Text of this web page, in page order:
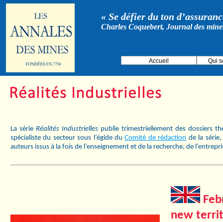
« Se défier du ton
Charles Coquebert, Journal des
Accueil Qui
La série Réalités Industrielles publie trimestriellement des dossiers
spécialiste du secteur sous l’égide duComité de rédaction de la
auteurs issus à la fois de l’enseignement et de la recherche, de
new